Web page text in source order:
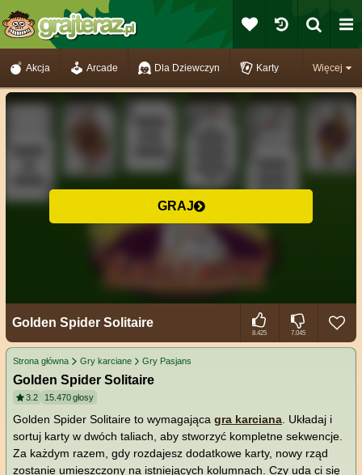
Więcej
Akcja Arcade Dla Dziewczyn Karty
GRAJ
Golden Spider Solitaire
8.425 7.045
Strona główna Gry karciane Gry Pasjans
Golden Spider Solitaire
3.2 15.470głosy
Golden Spider Solitaire to wymagająca gra karciana. Układaj i
sortuj karty w dwóch taliach, aby stworzyć kompletne sekwencje.
Za każdym razem, gdy rozdajesz dodatkowe karty, nowy rząd
zostanie umieszczony na istniejących kolumnach. Czy uda ci się